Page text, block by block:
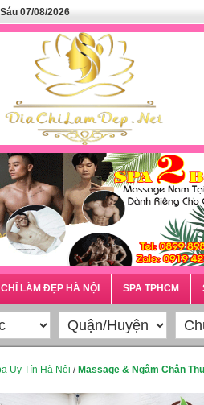
07/08/2026
LÀM ĐẸP HÀ NỘI SPA TPHCM
Uy Tín Hà Nội / Massage & Ngâm Chân